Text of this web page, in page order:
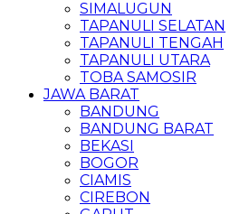
SIMALUGUN
TAPANULI SELATAN
TAPANULI TENGAH
TAPANULI UTARA
TOBA SAMOSIR
JAWA BARAT
BANDUNG
BANDUNG BARAT
BEKASI
BOGOR
CIAMIS
CIREBON